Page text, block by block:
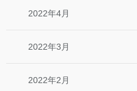
2022年4月
2022年3月
2022年2月